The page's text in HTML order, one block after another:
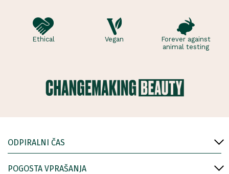
Ethical Vegan
Forever against
animal testing
ODPIRALNI ČAS
POGOSTA VPRAŠANJA